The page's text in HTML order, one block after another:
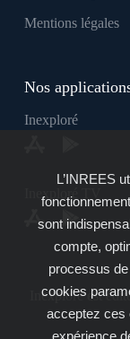
Mentions légales
Nos
Inexploré
Inexploré TV
Inexploré est
L’INREES
sont
compte,
processus de
cookies
acceptez ces
expérience